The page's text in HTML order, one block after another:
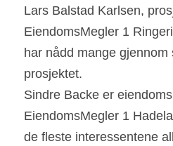
Lars Balstad Karlsen,
EiendomsMegler 1
har nådd mange
prosjektet.
Sindre Backe er
EiendomsMegler 1
de fleste interessentene